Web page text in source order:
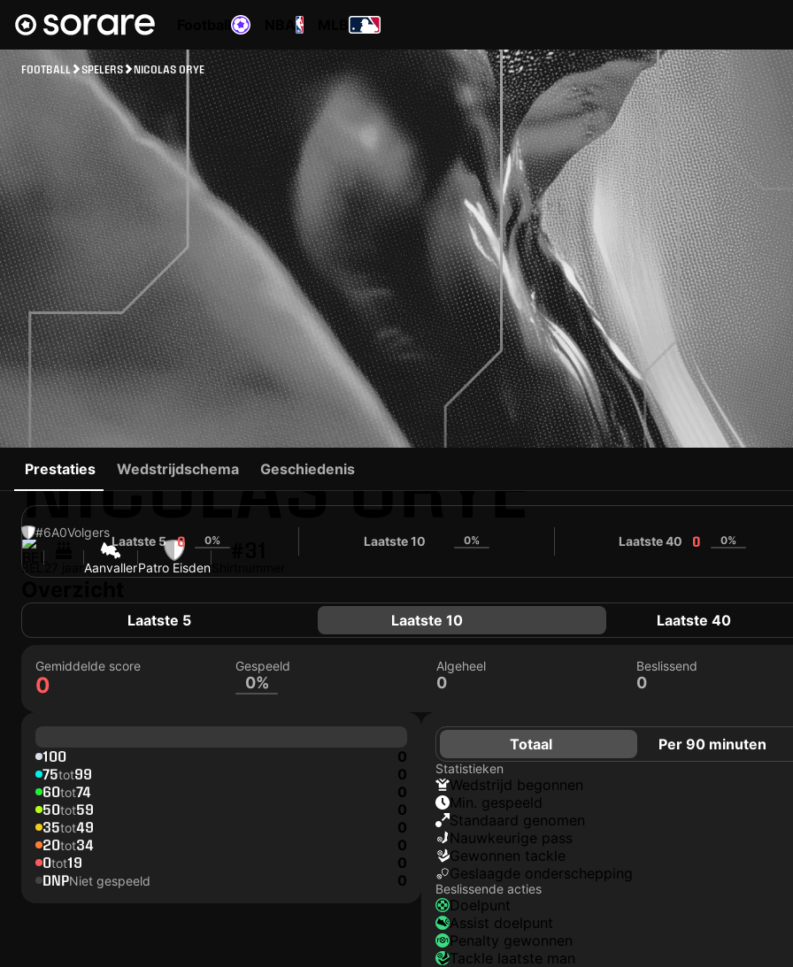
FOOTBALL SPELERS NICOLAS ORYE
NICOLAS ORYE
#6A0Volgers
BEL AanvallerPatro Eisden
Prestaties Wedstrijdschema Geschiedenis
Laatste 5 0 0% Laatste 10 0% Laatste 40 0 0%
Laatste 5 Laatste 10 Laatste 40
Gemiddelde score
0
Gespeeld
0%
Algeheel
0
Beslissend
0
100 0
75tot99 0
60tot74 0
50tot59 0
35tot49 0
20tot34 0
0tot19 0
DNPNiet gespeeld 0
Totaal Per 90 minuten
Statistieken
wedstrijd begonnen
min. gespeeld
Standaard genomen
nauwkeurige pass
gewonnen tackle
geslaagde onderschepping
Beslissende acties
doelpunt
assist doelpunt
penalty gewonnen
tackle laatste man